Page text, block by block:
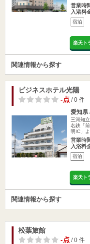
営業時
入浴料
宿泊
楽天ト
関連情報から探す
ビジネスホテル光陽
-点/ 0 件
愛知県
三河知
名鉄「
明IC」
営業時
入浴料
宿泊
楽天ト
関連情報から探す
松葉旅館
-点/ 0 件